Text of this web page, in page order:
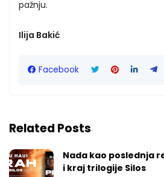
pažnju.
Ilija Bakić
Facebook
Related Posts
Nada kao poslednja
i kraj trilogije Silos